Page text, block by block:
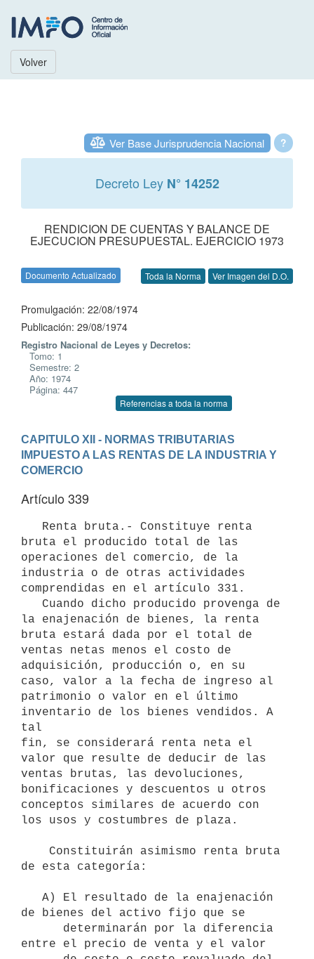
Volver
?
Ver Base Jurisprudencia Nacional
Decreto Ley N° 14252
RENDICION DE CUENTAS Y BALANCE DE
EJECUCION PRESUPUESTAL. EJERCICIO 1973
Documento Actualizado Toda la Norma Ver Imagen del D.O.
Promulgación: 22/08/1974
Publicación: 29/08/1974
Registro Nacional de Leyes y Decretos:
Tomo: 1
Semestre: 2
Año: 1974
Página: 447
Referencias a toda la norma
CAPITULO XII - NORMAS TRIBUTARIAS
IMPUESTO A LAS RENTAS DE LA INDUSTRIA Y
COMERCIO
Artículo 339
bruta el producido total de las
operaciones del comercio, de la
industria o de otras actividades
comprendidas en el artículo 331.
la enajenación de bienes, la renta
bruta estará dada por el total de
ventas netas menos el costo de
adquisición, producción o, en su
caso, valor a la fecha de ingreso al
patrimonio o valor en el último
inventario de los bienes vendidos. A
tal
fin, se considerará renta neta el
valor que resulte de deducir de las
ventas brutas, las devoluciones,
bonificaciones y descuentos u otros
conceptos similares de acuerdo con
los usos y costumbres de plaza.
de esta categoría:
de bienes del activo fijo que se
entre el precio de venta y el valor